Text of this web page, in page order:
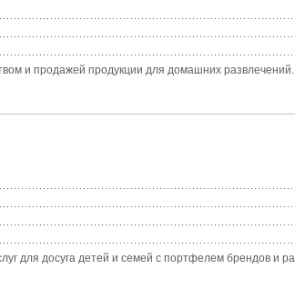
и продажей продукции для домашних
для досуга детей и семей с портфелем брендов и